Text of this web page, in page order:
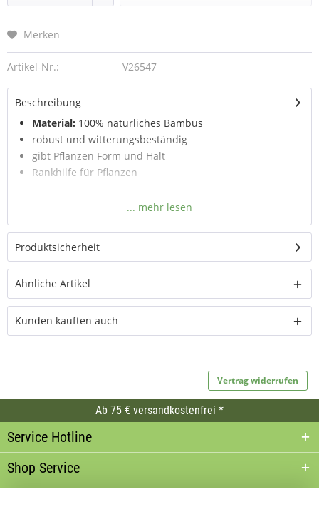
Merken
Artikel-Nr.: V26547
Beschreibung
Material: 100% natürliches Bambus
robust und witterungsbeständig
gibt Pflanzen Form und Halt
Rankhilfe für Pflanzen
Produktsicherheit
Ähnliche Artikel
Kunden kauften auch
Vertrag widerrufen
Ab 75 € versandkostenfrei *
Service Hotline
Shop Service